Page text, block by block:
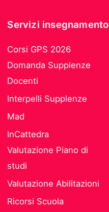
Servizi insegnamento
Corsi GPS 2026
Domanda Supplenze
Docenti
Interpelli Supplenze
Mad
InCattedra
Valutazione Piano di
studi
Valutazione Abilitazioni
Ricorsi Scuola